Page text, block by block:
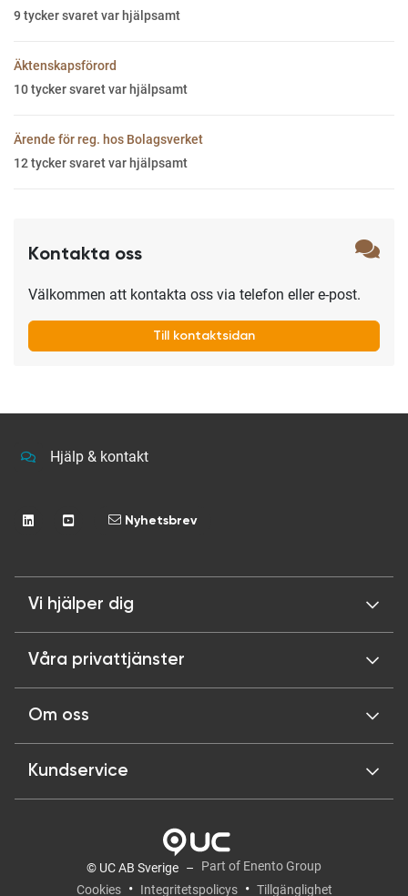
9 tycker svaret var hjälpsamt
Äktenskapsförord
10tycker svaret var hjälpsamt
Ärende för reg. hos Bolagsverket
12tycker svaret var hjälpsamt
Kontakta oss
Välkommen att kontakta oss via telefon eller e-post.
Till kontaktsidan
Hjälp & kontakt
Nyhetsbrev
Vi hjälper dig
Våra privattjänster
Om oss
Kundservice
© UC AB Sverige
Part of Enento Group
Cookies
Integritetspolicys Tillgänglighet